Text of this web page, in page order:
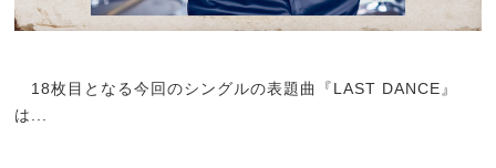
18枚目となる今回のシングルの表題曲『LAST DANCE』
は...